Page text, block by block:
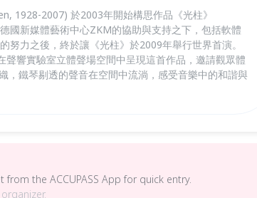
1928-2007) 於2003年開始構思作品《光柱》
國新媒體藝術中心ZKM的協助與支持之下，包括軟體
努力之後，終於讓《光柱》於2009年舉行世界首演。
響實驗室立體聲場空間中呈現這首作品，邀請觀眾體
，鐵琴剔透的聲音在空間中流淌，感受音樂中的和諧與
the ACCUPASS App for quick entry.